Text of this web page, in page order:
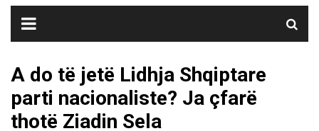
A do të jetë Lidhja Shqiptare
parti nacionaliste? Ja çfarë
thotë Ziadin Sela